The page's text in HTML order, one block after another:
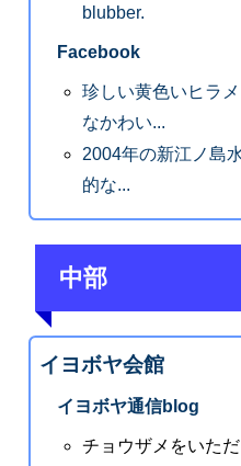
blubber.
Facebook
珍しい黄色いヒラ
なかわい...
2004年の新江ノ島
的な...
中部
イヨボヤ会館
イヨボヤ通信blog
チョウザメをいただ